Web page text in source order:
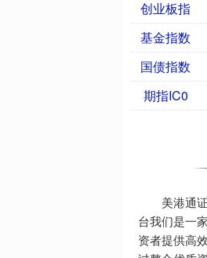
创业板指
基金指数
国债指数
期指IC0
美港通
台我们是一
资者提供高